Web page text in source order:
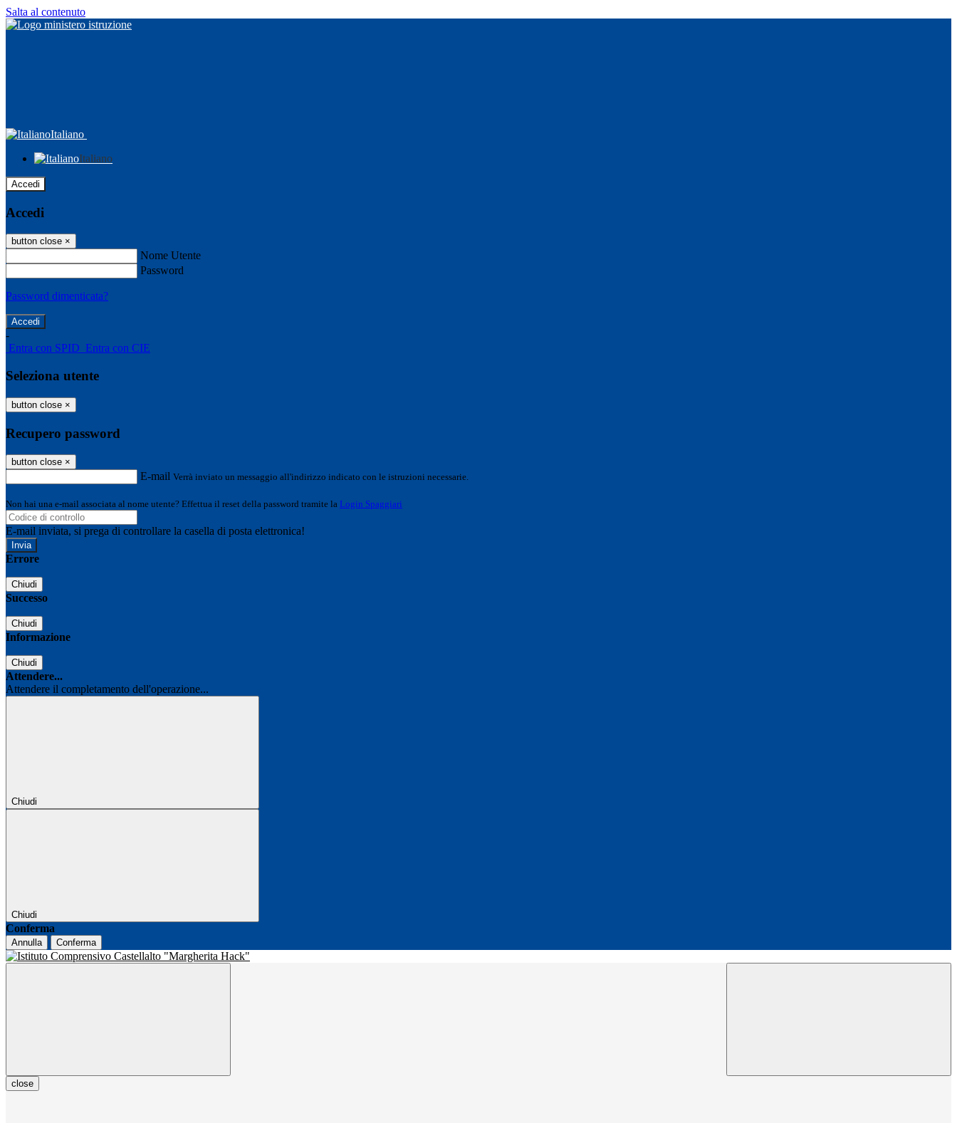
Salta al contenuto
Italiano
Italiano
Accedi
Accedi
button close ×
Nome Utente
Password
Password dimenticata?
-
Entra con SPID Entra con CIE
Seleziona utente
button close ×
Recupero password
button close ×
E-mail Verrà inviato un messaggio all'indirizzo indicato con le istruzioni necessarie.
Non hai una e-mail associata al nome utente? Effettua il reset della password tramite la Login Spaggiari
E-mail inviata, si prega di controllare la casella di posta elettronica!
Errore
Chiudi
Successo
Chiudi
Informazione
Chiudi
Attendere...
Attendere il completamento dell'operazione...
Chiudi
Chiudi
Conferma
Annulla Conferma
close